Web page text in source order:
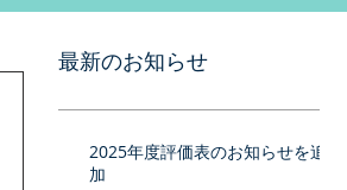
最新のお知らせ
2025年度評価表のお知らせを追
加